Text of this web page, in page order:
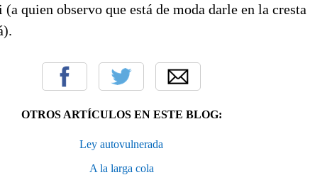
quien observo que está de moda darle en la cresta
OTROS ARTÍCULOS EN ESTE BLOG:
Ley autovulnerada
A la larga cola